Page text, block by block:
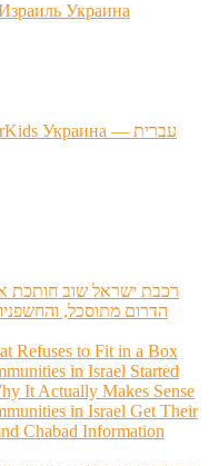
Украина
Детская одежда от SuperKids Украина — עברית
רכבת ישראל שוב חותכת
הדרום מתוסכל,
Refuses to Fit in a Box
in Israel Started
It Actually Makes Sense
in Israel Get Their
Chabad Information